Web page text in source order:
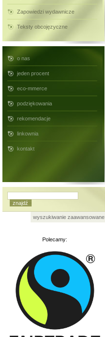
Zapowiedzi wydawnicze
Teksty obcojęzyczne
o nas
jeden procent
eco-mmerce
podziękowania
rekomendacje
linkownia
kontakt
wyszukiwanie zaawansowane
Polecamy: